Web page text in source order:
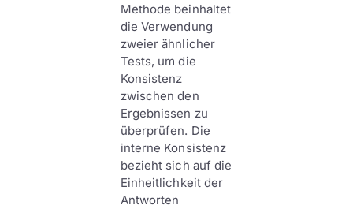
Methode beinhaltet
die Verwendung
zweier ähnlicher
Tests, um die
Konsistenz
zwischen den
Ergebnissen zu
überprüfen. Die
interne Konsistenz
bezieht sich auf die
Einheitlichkeit der
Antworten